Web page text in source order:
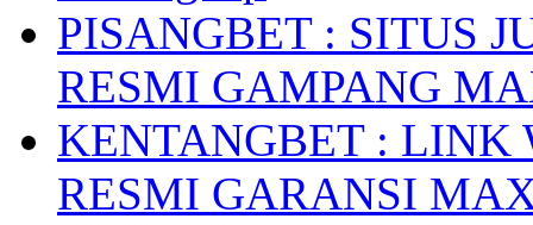
PISANGBET : SITUS
RESMI GAMPANG
KENTANGBET : LINK
RESMI GARANSI